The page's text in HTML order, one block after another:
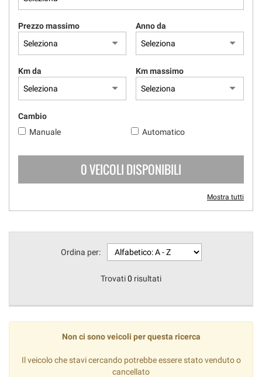
Prezzo massimo Anno da
Km da Km massimo
Cambio
Manuale
Automatico
0 VEICOLI DISPONIBILI
Mostra tutti
Ordina per:
Trovati0 risultati
Non ci sono veicoli per questa ricerca
Il veicolo che stavi cercando potrebbe essere stato venduto o
cancellato